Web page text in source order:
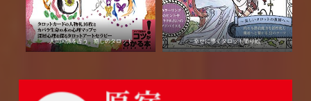
人間関係を占う 癒しのタロット 幸せに導くタロット塗り絵